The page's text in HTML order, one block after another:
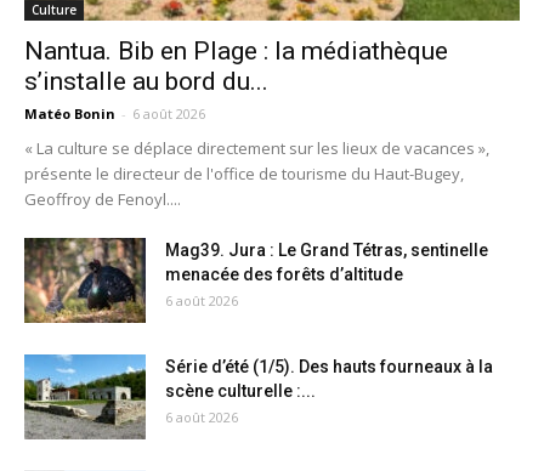
Culture
Nantua. Bib en Plage : la médiathèque
s’installe au bord du...
Matéo Bonin - 6 août 2026
« La culture se déplace directement sur les lieux de vacances »,
présente le directeur de l'office de tourisme du Haut-Bugey,
Geoffroy de Fenoyl....
Mag39. Jura : Le Grand Tétras, sentinelle
menacée des forêts d’altitude
6 août 2026
Série d’été (1/5). Des hauts fourneaux à la
scène culturelle :...
6 août 2026